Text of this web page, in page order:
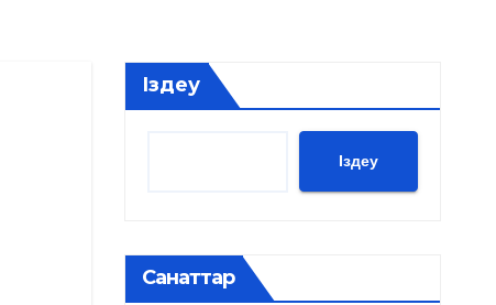
Іздеу
Іздеу
Санаттар